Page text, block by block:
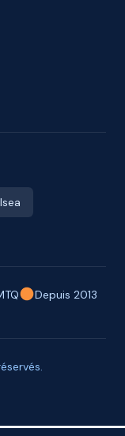
Depuis 2013